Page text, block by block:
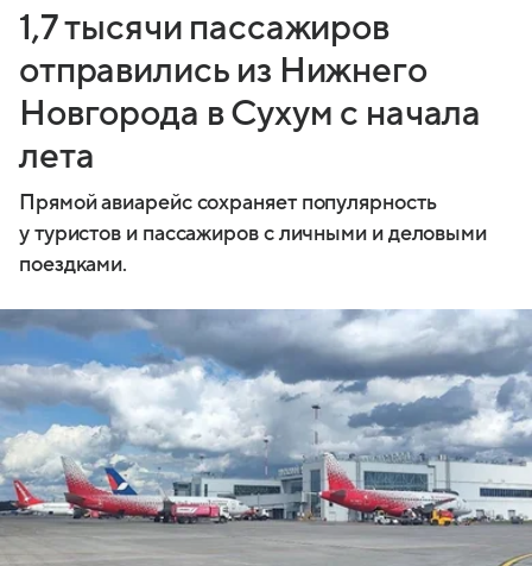
1,7 тысячи пассажиров
отправились из Нижнего
Новгорода в Сухум с начала
лета
Прямой авиарейс сохраняет популярность
у туристов и пассажиров с личными и деловыми
поездками.